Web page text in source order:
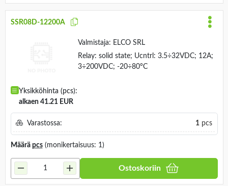
SSR08D-12200A
Valmistaja: ELCO SRL
Relay: solid state; Ucntrl: 3.5÷32VDC; 12A;
3÷200VDC; -20÷80°C
Yksikköhinta (pcs):
alkaen 41.21 EUR
Varastossa: 1 pcs
Määrä pcs(monikertaisuus: 1)
Ostoskoriin